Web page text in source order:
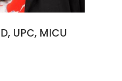
UPC, MICU